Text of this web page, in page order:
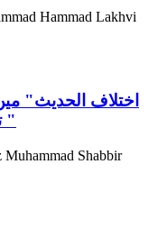
Hammad Lakhvi
اختلاف الحدیث"
تعارض: ایک تحقیقی مطالعہ "
Shabbir